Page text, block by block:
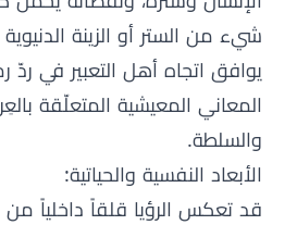
شيء من الستر أو الزينة
يوافق اتجاه أهل التعبير في ردّ
المعاني المعيشية المتعلّقة
والسلطة.
الأبعاد النفسية والحياتية:
قد تعكس الرؤيا قلقاً داخلياً